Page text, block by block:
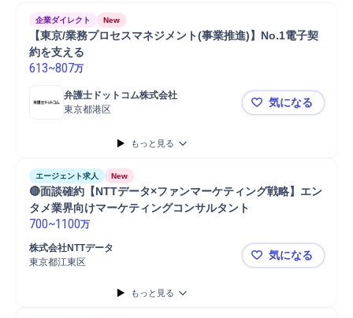
企業ダイレクト New
【東京/業務プロセスマネジメント(事業推進)】No.1電子契
約を支える
613~807万
弁護士ドットコム株式会社
東京都港区
【東京/業務
気になる
もっと見る
エージェント求人 New
🔴面談確約【NTTデータ×ファンマーケティング戦略】エン
タメ業界向けマーケティングコンサルタント
700~1100万
株式会社NTTデータ
東京都江東区
🔴面談確約
気になる
もっと見る